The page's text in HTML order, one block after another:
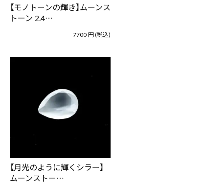
【モノトーンの輝き】ムーンス
トーン 2.4…
7700円(税込)
【月光のように輝くシラー】
ムーンストー…